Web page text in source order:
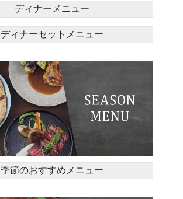
ディナーメニュー
ディナーセットメニュー
季節のおすすめメニュー